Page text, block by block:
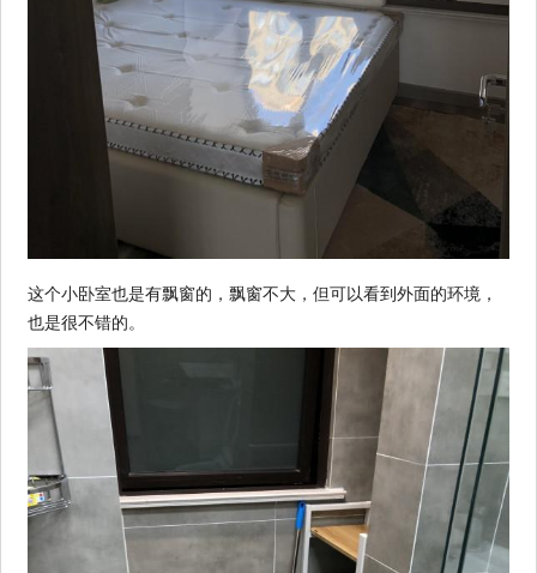
这个小卧室也是有飘窗的，飘窗不大，但可以看到外面的环境，
也是很不错的。